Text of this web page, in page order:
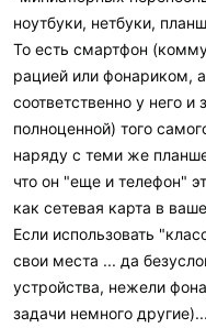
ноутбуки, нетбуки,
То есть смартфон
рацией или фонариком,
соответственно у него
полноценной) того
наряду с теми же
что он "еще и телефон"
как сетевая карта в
Если использовать
свои места ... да
устройства, нежели
задачи немного другие)...